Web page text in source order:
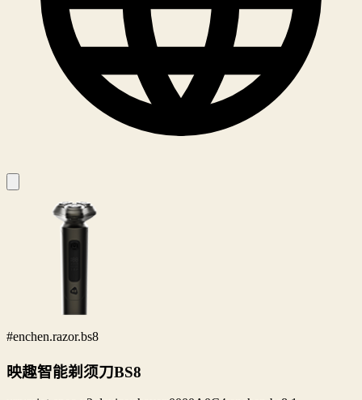
#enchen.razor.bs8
映趣智能剃须刀BS8